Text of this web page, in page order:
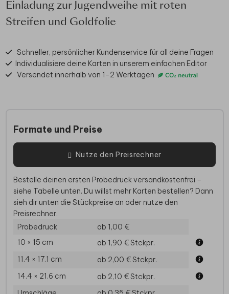
Einladung zur Jugendweihe mit roten
Streifen und Goldfolie
Schneller, persönlicher Kundenservice für all deine Fragen
Individualisiere deine Karten in unserem einfachen Editor
Versendet innerhalb von 1-2 Werktagen
Formate und Preise
Nutze den Preisrechner
Bestelle deinen ersten Probedruck versandkostenfrei –
siehe Tabelle unten. Du willst mehr Karten bestellen? Dann
sieh dir unten die Stückpreise an oder nutze den
Preisrechner.
Probedruck
ab 1,00 €
10 × 15 cm
ab 1,90 €Stckpr.
11.4 × 17.1 cm
ab 2,00 €Stckpr.
14.4 × 21.6 cm
ab 2,10 €Stckpr.